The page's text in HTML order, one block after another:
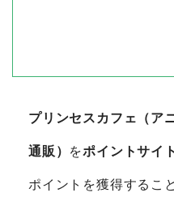
プリンセスカフェ（ア
通販） をポイントサイ
ポイントを獲得するこ